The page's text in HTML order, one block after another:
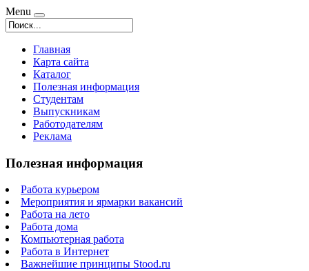
Menu
Главная
Карта сайта
Каталог
Полезная информация
Студентам
Выпускникам
Работодателям
Реклама
Полезная информация
Работа курьером
Мероприятия и ярмарки вакансий
Работа на лето
Работа дома
Компьютерная работа
Работа в Интернет
Важнейшие принципы Stood.ru